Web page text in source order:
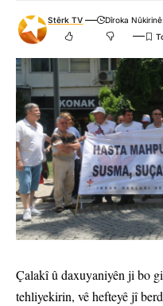
Stêrk TV
Dîroka
Çalakî û daxuyaniyên ji bo
tehliyekirin, vê hefteyê jî